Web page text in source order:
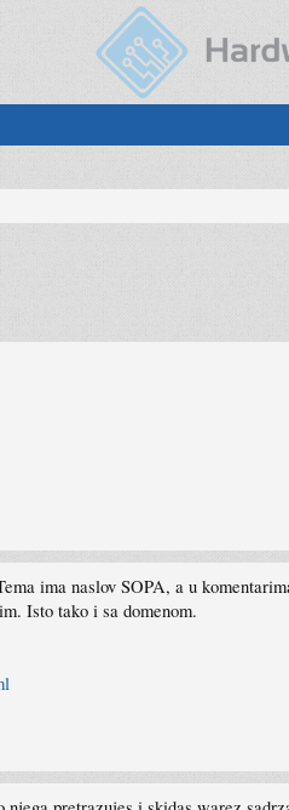
ima naslov SOPA, a u
Isto tako i sa domenom.